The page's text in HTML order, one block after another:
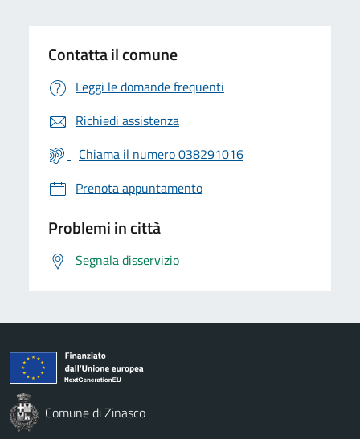
Contatta il comune
Leggi le domande frequenti
Richiedi assistenza
Chiama il numero 038291016
Prenota appuntamento
Problemi in città
Segnala disservizio
Comune di Zinasco